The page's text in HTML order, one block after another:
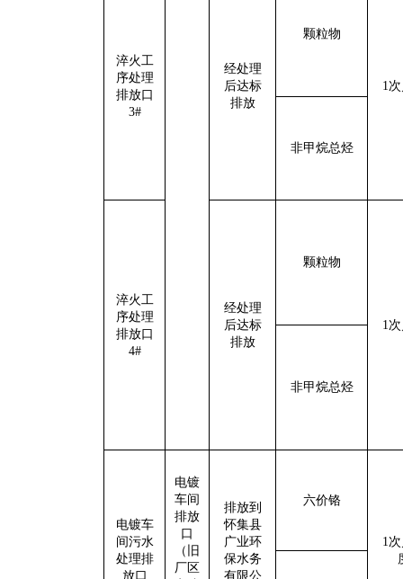
淬火工
序处理
排放口
3#
经处理
后达标
排放
颗粒物
1 次
非甲烷总烃
淬火工
序处理
排放口
4#
经处理
后达标
排放
颗粒物
1 次
非甲烷总烃
电镀车
间污水
处理排
放口
电镀
车间
排放
口
（旧
厂区
排放到
怀集县
广业环
保水务
有限公
六价铬
1 次